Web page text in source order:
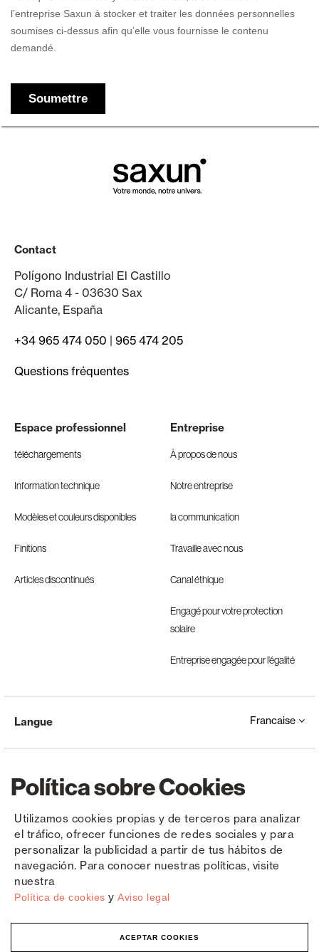
Política sobre Cookies
Utilizamos cookies propias y de terceros para analizar
el tráfico, ofrecer funciones de redes sociales y para
personalizar la publicidad a partir de tus hábitos de
navegación. Para conocer nuestras políticas, visite
nuestra
Política de cookies y Aviso legal
ACEPTAR COOKIES
Contact
Polígono Industrial El Castillo
C/ Roma 4 - 03630 Sax
Alicante, España
+34 965 474 050 | 965 474 205
Questions fréquentes
Espace professionnel
téléchargements
Information technique
Modèles et couleurs disponibles
Finitions
Articles discontinués
Entreprise
À propos de nous
Notre entreprise
la communication
Travaille avec nous
Canal éthique
Engagé pour votre protection
solaire
Entreprise engagée pour l’égalité
Copyright © Saxun 2023 - 2026 Politique de confidentialité Avis juridique Cookies
Langue Francaise